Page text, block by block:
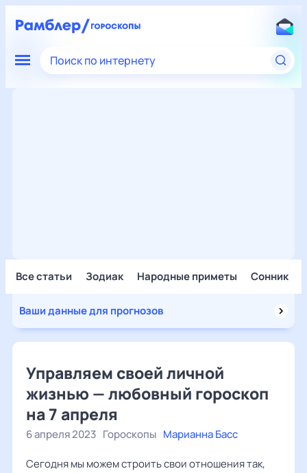
Поиск по интернету
Все статьи Зодиак Народные приметы Сонник
Ваши данные для прогнозов
Управляем своей личной
жизнью — любовный гороскоп
на 7 апреля
6 апреля 2023 Гороскопы Марианна Басс
Сегодня мы можем строить свои отношения так,